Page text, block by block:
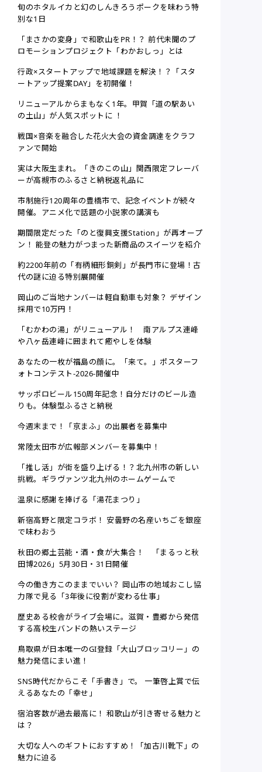
旬のホタルイカと幻のしんきろうポークを味わう特
別な1日
「まさかの変身」で和歌山をPR！？ 前代未聞のプ
ロモーションプロジェクト「わかおしっ」とは
行政×スタートアップで地域課題を解決！？「スタ
ートアップ提案DAY」を初開催！
リニューアルからまもなく1年。甲賀「道の駅あい
の土山」が人気スポットに ！
戦国×音楽を融合した花火大会の資金調達をクラフ
ァンで開始
実は大阪生まれ。「きのこの山」関西限定フレーバ
ーが高槻市のふるさと納税返礼品に
市制施行120周年の豊橋市で、記念イベントが続々
開催。アニメ化で話題の小説家の講演も
期間限定だった「のと復興支援Station」が再オープ
ン！ 能登の魅力がつまった新商品のスイーツを紹介
約2200年前の「有柄細形銅剣」が長門市に登場！古
代の謎に迫る特別展開催
岡山のご当地ナンバーは軽自動車も対象？ デザイン
採用で10万円！
「むかわの湯」がリニューアル！ 南アルプス連峰
や八ヶ岳連峰に囲まれて癒やしを体験
あなたの一枚が福島の顔に。「来て。」ポスターフ
ォトコンテスト-2026-開催中
サッポロビール150周年記念！自分だけのビール造
りも。体験型ふるさと納税
今週末まで！「京まふ」の出展者を募集中
常陸太田市が広報部メンバーを募集中！
「推し活」が街を盛り上げる！？北九州市の新しい
挑戦。ギラヴァンツ北九州のホームゲームで
温泉に感謝を捧げる「湯花まつり」
新宿高野と限定コラボ！ 安曇野の名産いちごを銀座
で味わおう
秋田の郷土芸能・酒・食が大集合！ 「まるっと秋
田博2026」5月30日・31日開催
今の働き方このままでいい？ 岡山市の地域おこし協
力隊で見る「3年後に役割が変わる仕事」
歴史ある校舎がライブ会場に。滋賀・豊郷から発信
する高校生バンドの熱いステージ
鳥取県が日本唯一のGI登録「大山ブロッコリー」の
魅力発信にまい進！
SNS時代だからこそ「手書き」で。 一筆啓上賞で伝
えるあなたの「幸せ」
宿泊客数が過去最高に！ 和歌山が引き寄せる魅力と
は？
大切な人へのギフトにおすすめ！「加古川靴下」の
魅力に迫る